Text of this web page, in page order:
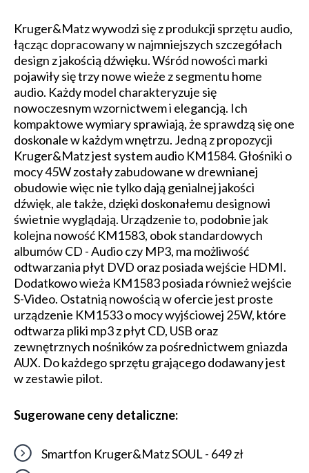
Kruger&Matz wywodzi się z produkcji sprzętu audio,
łącząc dopracowany w najmniejszych szczegółach
design z jakością dźwięku. Wśród nowości marki
pojawiły się trzy nowe wieże z segmentu home
audio. Każdy model charakteryzuje się
nowoczesnym wzornictwem i elegancją. Ich
kompaktowe wymiary sprawiają, że sprawdzą się one
doskonale w każdym wnętrzu. Jedną z propozycji
Kruger&Matz jest system audio KM1584. Głośniki o
mocy 45W zostały zabudowane w drewnianej
obudowie więc nie tylko dają genialnej jakości
dźwięk, ale także, dzięki doskonałemu designowi
świetnie wyglądają. Urządzenie to, podobnie jak
kolejna nowość KM1583, obok standardowych
albumów CD - Audio czy MP3, ma możliwość
odtwarzania płyt DVD oraz posiada wejście HDMI.
Dodatkowo wieża KM1583 posiada również wejście
S-Video. Ostatnią nowością w ofercie jest proste
urządzenie KM1533 o mocy wyjściowej 25W, które
odtwarza pliki mp3 z płyt CD, USB oraz
zewnętrznych nośników za pośrednictwem gniazda
AUX. Do każdego sprzętu grającego dodawany jest
w zestawie pilot.
Sugerowane ceny detaliczne:
Smartfon Kruger&Matz SOUL - 649 zł